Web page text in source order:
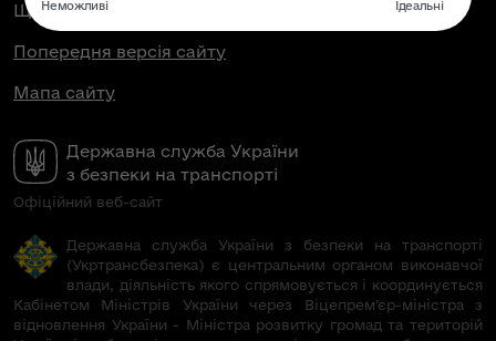
Державна служба України
з безпеки на транспорті
Офіційний веб-сайт
Щоденно з 08:00 до 19:00
Попередня версія сайту
Мапа сайту
Державна служба України з безпеки на транспорті
(Укртрансбезпека) є центральним органом виконавчої
влади, діяльність якого спрямовується і координується
Кабінетом Міністрів України через Віцепрем’єр-міністра з
відновлення України - Міністра розвитку громад та територій